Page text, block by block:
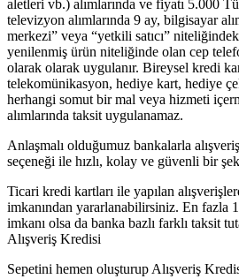
aletleri vb.) alımlarında ve fiyatı 5.000
televizyon alımlarında 9 ay, bilgisayar
merkezi” veya “yetkili satıcı”
yenilenmiş ürün niteliğinde olan cep
olarak olarak uygulanır. Bireysel kredi
telekomünikasyon, hediye kart, hediye
herhangi somut bir mal veya hizmeti
alımlarında taksit uygulanamaz.
Anlaşmalı olduğumuz bankalarla
seçeneği ile hızlı, kolay ve güvenli bir
Ticari kredi kartları ile yapılan
imkanından yararlanabilirsiniz. En fazla
imkanı olsa da banka bazlı farklı taksit
Alışveriş Kredisi
Sepetini hemen oluşturup Alışveriş